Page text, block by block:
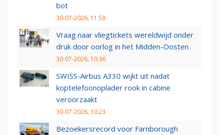
bot
30-07-2026, 11:58
Vraag naar vliegtickets wereldwijd onder
druk door oorlog in het Midden-Oosten
30-07-2026, 10:36
SWISS-Airbus A330 wijkt uit nadat
koptelefoonoplader rook in cabine
veroorzaakt
30-07-2026, 10:23
Bezoekersrecord voor Farnborough